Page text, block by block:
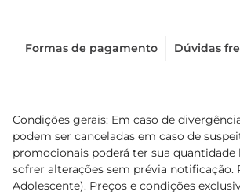
Formas de pagamento Dúvidas
Condições gerais: Em caso de
podem ser canceladas em caso de
promocionais poderá ter sua
sofrer alterações sem prévia notificação.
Adolescente). Preços e condições